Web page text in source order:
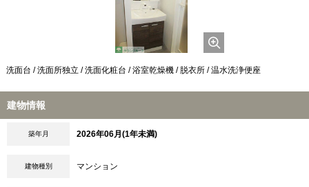
洗面台 / 洗面所独立 / 洗面化粧台 / 浴室乾燥機 / 脱衣所 / 温水洗浄便座
建物情報
築年月 2026年06月(1年未満)
建物種別 マンション